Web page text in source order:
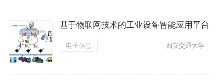
基于物联网技术的工业设备智能应用平台
电子信息 西安交通大学